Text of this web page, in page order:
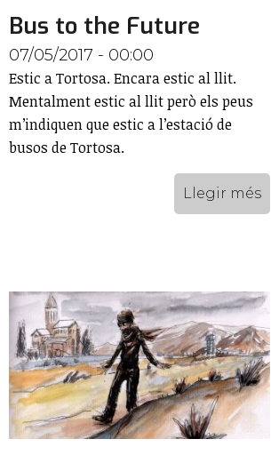
Bus to the Future
07/05/2017 - 00:00
Estic a Tortosa. Encara estic al llit.
Mentalment estic al llit però els peus
m’indiquen que estic a l’estació de
busos de Tortosa.
Llegir més